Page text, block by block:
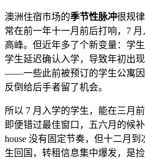
澳洲住宿市场的季节性脉冲很规
常在前一年十一月前后打响，7
高峰。但近年多了个新变量：学
学生延迟确认入学，导致年初出
——一些此前被预订的学生公寓因
反倒给后手者留了机会。
所以 7 月入学的学生，能在三月
即便错过最佳窗口，五六月的候
house 没有固定节奏，但十二月
生回国，转租信息集中爆发，是捡